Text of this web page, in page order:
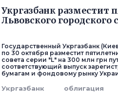
Укргазбанк разместит
Львовского городского
Государственный Укргазбанк
по 30 октября разместит
совета серии "L" на 300 млн грн
соответствующий выпуск
бумагам и фондовому рынку
Укргазбанк облигация